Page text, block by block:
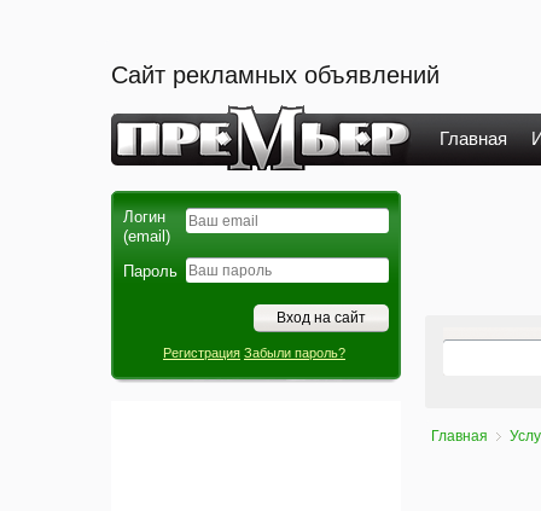
Сайт рекламных объявлений
Главная
Логин
(email)
Пароль
Регистрация Забыли пароль?
Главная